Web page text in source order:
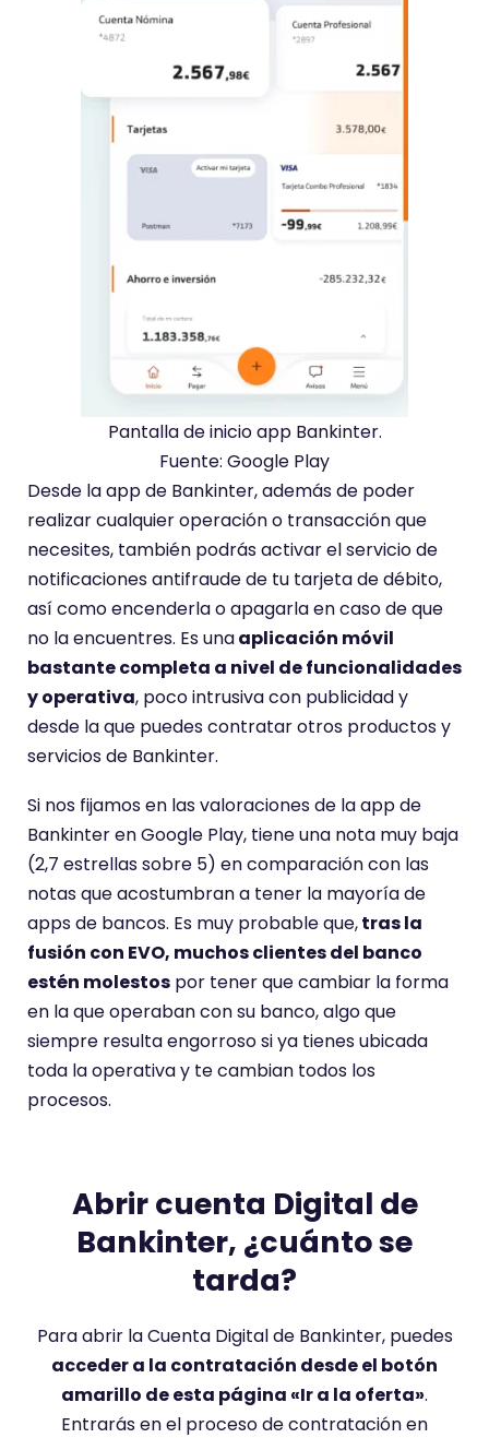
Pantalla de inicio app Bankinter.
Fuente: Google Play
Desde la app de Bankinter, además de poder
realizar cualquier operación o transacción que
necesites, también podrás activar el servicio de
notificaciones antifraude de tu tarjeta de débito,
así como encenderla o apagarla en caso de que
no la encuentres. Es unaaplicación móvil
bastante completa a nivel de funcionalidades
y operativa, poco intrusiva con publicidad y
desde la que puedes contratar otros productos y
servicios de Bankinter.
Si nos fijamos en las valoraciones de la app de
Bankinter en Google Play, tiene una nota muy baja
(2,7 estrellas sobre 5) en comparación con las
notas que acostumbran a tener la mayoría de
apps de bancos. Es muy probable que,tras la
fusión con EVO, muchos clientes del banco
estén molestos por tener que cambiar la forma
en la que operaban con su banco, algo que
siempre resulta engorroso si ya tienes ubicada
toda la operativa y te cambian todos los
procesos.
Abrir cuenta Digital de
Bankinter, ¿cuánto se
tarda?
Para abrir la Cuenta Digital de Bankinter, puedes
acceder a la contratación desde el botón
amarillo de esta página «Ir a la oferta».
Entrarás en el proceso de contratación en